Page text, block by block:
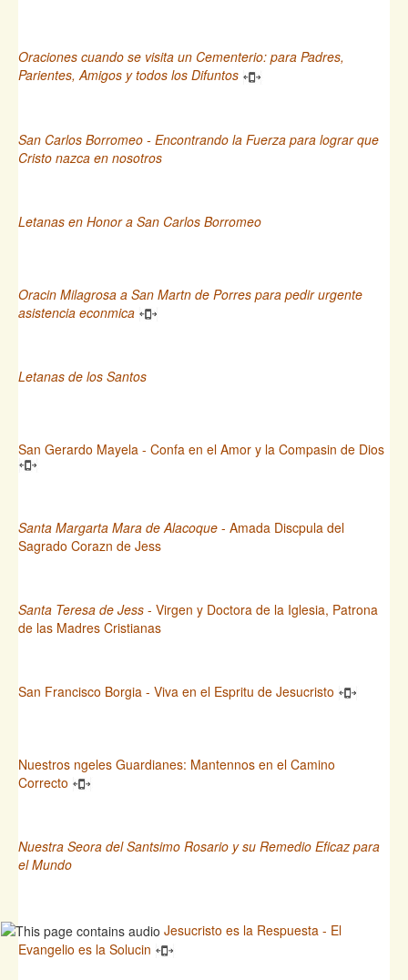
Oraciones cuando se visita un Cementerio: para Padres,
Parientes, Amigos y todos los Difuntos
San Carlos Borromeo - Encontrando la Fuerza para lograr que
Cristo nazca en nosotros
Letanas en Honor a San Carlos Borromeo
Oracin Milagrosa a San Martn de Porres para pedir urgente
asistencia econmica
Letanas de los Santos
San Gerardo Mayela - Confa en el Amor y la Compasin de Dios
Santa Margarta Mara de Alacoque - Amada Discpula del
Sagrado Corazn de Jess
Santa Teresa de Jess - Virgen y Doctora de la Iglesia, Patrona
de las Madres Cristianas
San Francisco Borgia - Viva en el Espritu de Jesucristo
Nuestros ngeles Guardianes: Mantennos en el Camino
Correcto
Nuestra Seora del Santsimo Rosario y su Remedio Eficaz para
el Mundo
Jesucristo es la Respuesta - El
Evangelio es la Solucin